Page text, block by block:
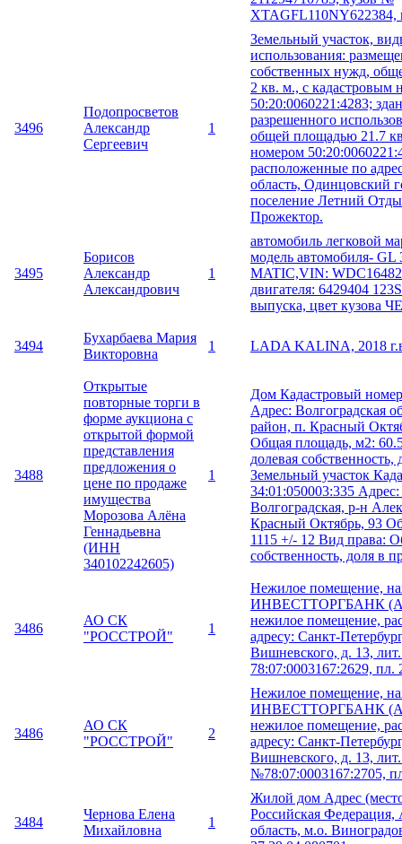
XTAGFL110NY622384,
3496
Подопросветов
Александр
Сергеевич
1
Земельный участок,
использования:
собственных нужд,
2 кв. м., с кадастровым
50:20:0060221:4283;
разрешенного
общей площадью 21.7
номером
расположенные по
область, Одинцовский
поселение Летний
Прожектор.
3495
Борисов
Александр
Александрович
1
автомобиль легковой
модель автомобиля- GL
MATIC,VIN:
двигателя: 6429404
выпуска, цвет кузова
3494
Бухарбаева Мария
Викторовна
1 LADA KALINA, 2018
3488
Открытые
повторные торги в
форме аукциона с
открытой формой
представления
предложения о
цене по продаже
имущества
Морозова Алёна
Геннадьевна
(ИНН
340102242605)
1
Дом Кадастровый
Адрес: Волгоградская
район, п. Красный
Общая площадь, м2:
долевая собственность,
Земельный участок
34:01:050003:335 Адрес:
Волгоградская, р-н
Красный Октябрь, 93
1115 +/- 12 Вид права:
собственность, доля в
3486
АО СК
"РОССТРОЙ"
1
Нежилое помещение,
ИНВЕСТТОРГБАНК
нежилое помещение,
адресу: Санкт-
Вишневского, д. 13,
78:07:0003167:2629, пл.
3486
АО СК
"РОССТРОЙ"
2
Нежилое помещение,
ИНВЕСТТОРГБАНК
нежилое помещение,
адресу: Санкт-
Вишневского, д. 13,
№78:07:0003167:2705,
3484
Чернова Елена
Михайловна
1
Жилой дом Адрес
Российская Федерация,
область, м.о.